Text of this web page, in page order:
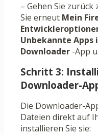
– Gehen Sie zurück
Sie erneut Mein
Unbekannte
Downloader -App
Schritt 3:
Downloader-
Die Downloader-
Dateien direkt auf
installieren Sie sie: